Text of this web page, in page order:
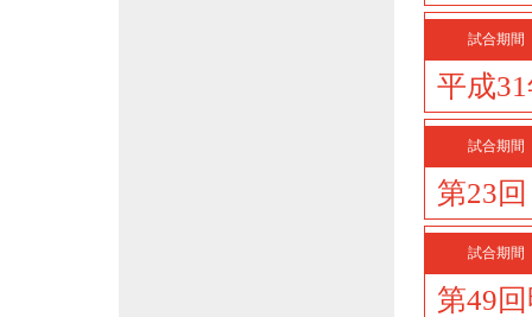
試合期間
平成
試合期間
第23
試合期間
第49